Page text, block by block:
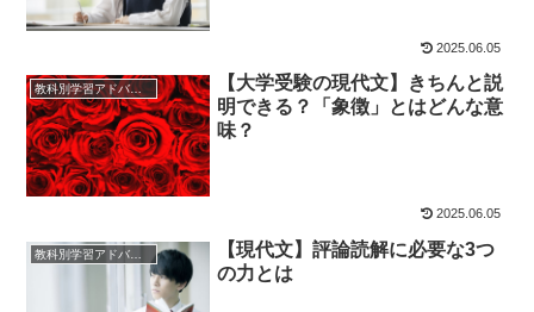
2025.06.05
教科別学習アドバイス
【大学受験の現代文】きちんと説
明できる？「象徴」とはどんな意
味？
2025.06.05
教科別学習アドバイス
【現代文】評論読解に必要な3つ
の力とは